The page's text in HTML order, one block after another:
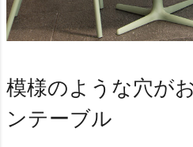
模様のような穴が
ンテーブル